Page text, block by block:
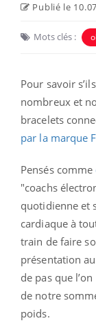
Publié le
Mots clés :
Pour savoir
nombreux et
bracelets
par la marque
Pensés comme
"coachs
quotidienne et
cardiaque à
train de faire
présentation
de pas que
de notre
poids.